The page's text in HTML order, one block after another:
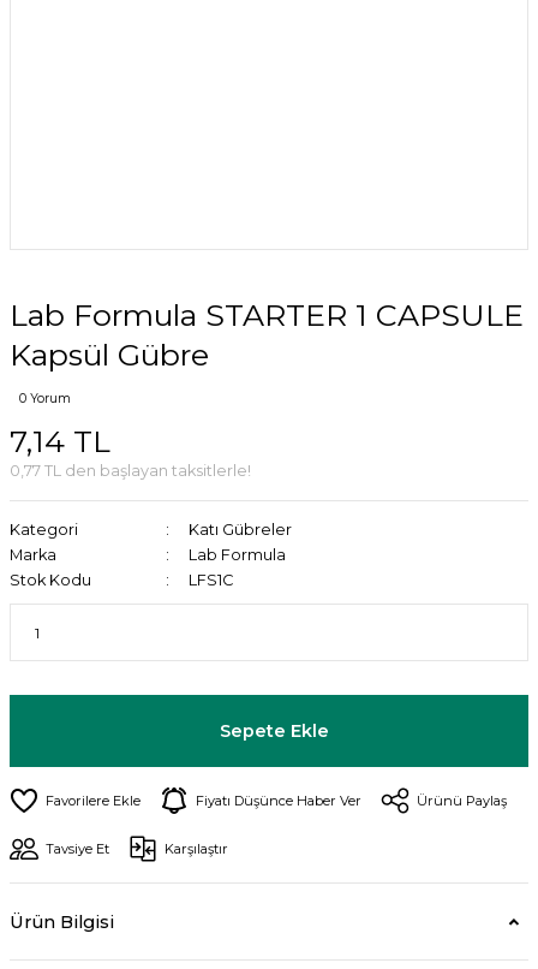
Lab Formula STARTER 1 CAPSULE
Kapsül Gübre
0 Yorum
7,14 TL
0,77 TL den başlayan taksitlerle!
Kategori
Katı Gübreler
Marka
Lab Formula
Stok Kodu
LFS1C
Sepete Ekle
Fiyatı Düşünce Haber Ver Ürünü Paylaş
Tavsiye Et Karşılaştır
Ürün Bilgisi